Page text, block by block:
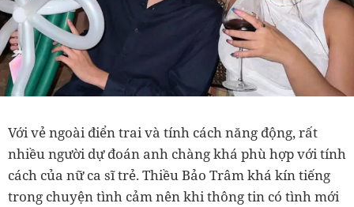
Với vẻ ngoài điển trai và tính cách năng động, rất
nhiều người dự đoán anh chàng khá phù hợp với tính
cách của nữ ca sĩ trẻ. Thiều Bảo Trâm khá kín tiếng
trong chuyện tình cảm nên khi thông tin có tình mới